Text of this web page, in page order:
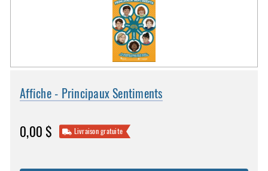
Affiche - Principaux Sentiments
0,00 $ Livraison gratuite